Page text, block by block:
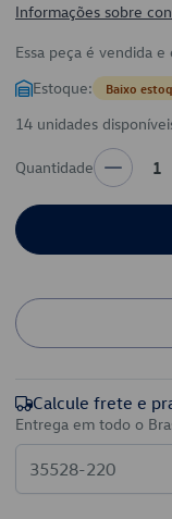
Informações sobre
Essa peça é vendida
Estoque: Baixo
14 unidades
Quantidade 1
Calcule frete e
Entrega em todo o